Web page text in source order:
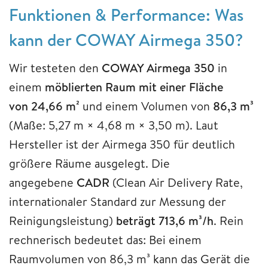
Funktionen & Performance: Was
kann der COWAY Airmega 350?
Wir testeten den COWAY Airmega 350 in
einem möblierten Raum mit einer Fläche
von 24,66 m² und einem Volumen von 86,3 m³
(Maße: 5,27 m × 4,68 m × 3,50 m). Laut
Hersteller ist der Airmega 350 für deutlich
größere Räume ausgelegt. Die
angegebene CADR (Clean Air Delivery Rate,
internationaler Standard zur Messung der
Reinigungsleistung) beträgt 713,6 m³/h. Rein
rechnerisch bedeutet das: Bei einem
Raumvolumen von 86,3 m³ kann das Gerät die